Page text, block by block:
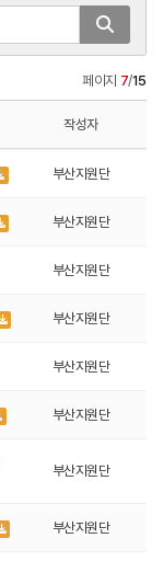
페이지 7/15
작성자
부산지원단
부산지원단
부산지원단
부산지원단
부산지원단
부산지원단
부산지원단
부산지원단